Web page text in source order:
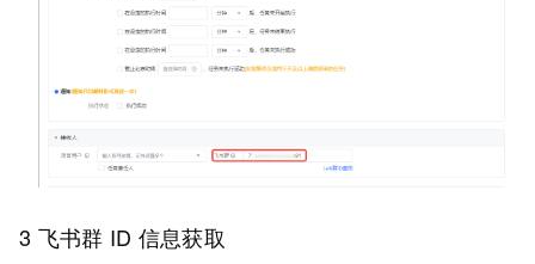
3 飞书群 ID 信息获取